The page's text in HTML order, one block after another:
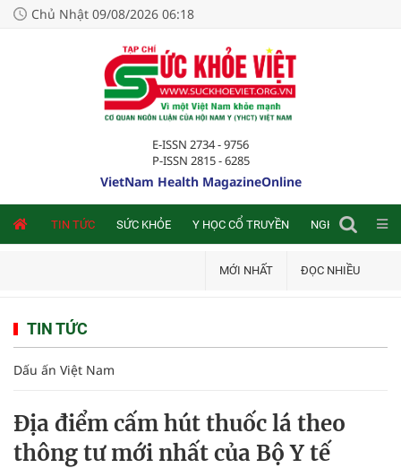
Chủ Nhật 09/08/2026 06:18
E-ISSN 2734 - 9756
P-ISSN 2815 - 6285
VietNam Health MagazineOnline
TIN TỨC SỨC KHỎE Y HỌC CỔ TRUYỀN NGHIÊN CỨU
MỚI NHẤT ĐỌC NHIỀU
TIN TỨC
Dấu ấn Việt Nam
Địa điểm cấm hút thuốc lá theo
thông tư mới nhất của Bộ Y tế